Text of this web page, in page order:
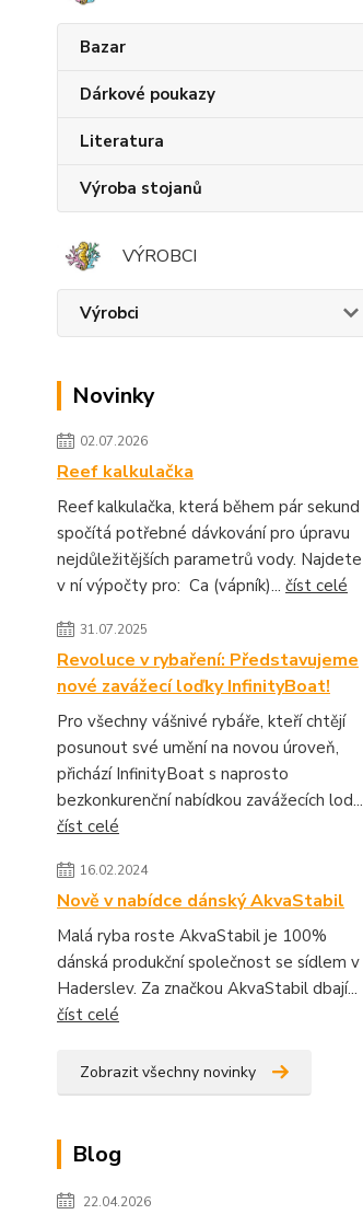
Bazar
Dárkové poukazy
Literatura
Výroba stojanů
VÝROBCI
Výrobci
Novinky
02.07.2026
Reef kalkulačka
Reef kalkulačka, která během pár sekund
spočítá potřebné dávkování pro úpravu
nejdůležitějších parametrů vody. Najdete
v ní výpočty pro: Ca (vápník)... číst celé
31.07.2025
Revoluce v rybaření: Představujeme
nové zavážecí loďky InfinityBoat!
Pro všechny vášnivé rybáře, kteří chtějí
posunout své umění na novou úroveň,
přichází InfinityBoat s naprosto
bezkonkurenční nabídkou zavážecích lod...
číst celé
16.02.2024
Nově v nabídce dánský AkvaStabil
Malá ryba roste AkvaStabil je 100%
dánská produkční společnost se sídlem v
Haderslev. Za značkou AkvaStabil dbají...
číst celé
Zobrazit všechny novinky
Blog
22.04.2026